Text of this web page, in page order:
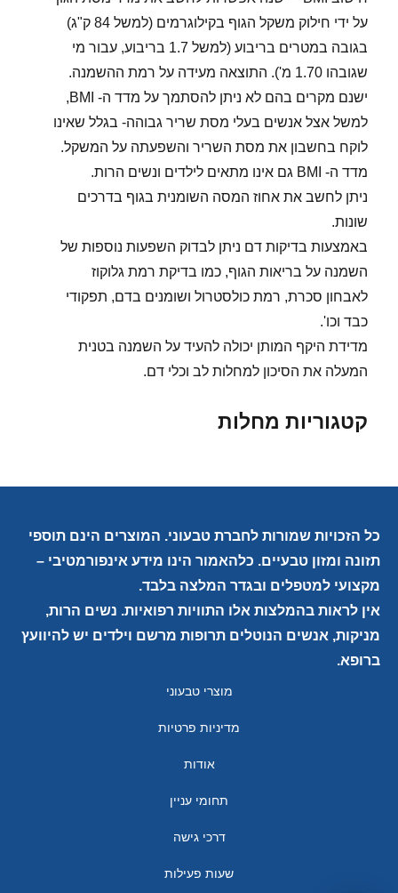
על ידי חילוק משקל הגוף בקילוגרמים (למשל 84 ק"ג)
בגובה במטרים בריבוע (למשל 1.7 בריבוע, עבור מי
שגובהו 1.70 מ'). התוצאה מעידה על רמת ההשמנה.
ישנם מקרים בהם לא ניתן להסתמך על מדד ה- BMI,
למשל אצל אנשים בעלי מסת שריר גבוהה- בגלל שאינו
לוקח בחשבון את מסת השריר והשפעתה על המשקל.
מדד ה- BMI גם אינו מתאים לילדים ונשים הרות.
ניתן לחשב את אחוז המסה השומנית בגוף בדרכים
שונות.
באמצעות בדיקות דם ניתן לבדוק השפעות נוספות של
השמנה על בריאות הגוף, כמו בדיקת רמת גלוקוז
לאבחון סכרת, רמת כולסטרול ושומנים בדם, תפקודי
כבד וכו'.
מדידת היקף המותן יכולה להעיד על השמנה בטנית
המעלה את הסיכון למחלות לב וכלי דם.
קטגוריות מחלות
כל הזכויות שמורות לחברת טבעוני. המוצרים הינם תוספי
תזונה ומזון טבעיים. כלהאמור הינו מידע אינפורמטיבי –
מקצועי למטפלים ובגדר המלצה בלבד.
אין לראות בהמלצות אלו התוויות רפואיות. נשים הרות,
מניקות, אנשים הנוטלים תרופות מרשם וילדים יש להיוועץ
ברופא.
מוצרי טבעוני
מדיניות פרטיות
אודות
תחומי עניין
דרכי גישה
שעות פעילות